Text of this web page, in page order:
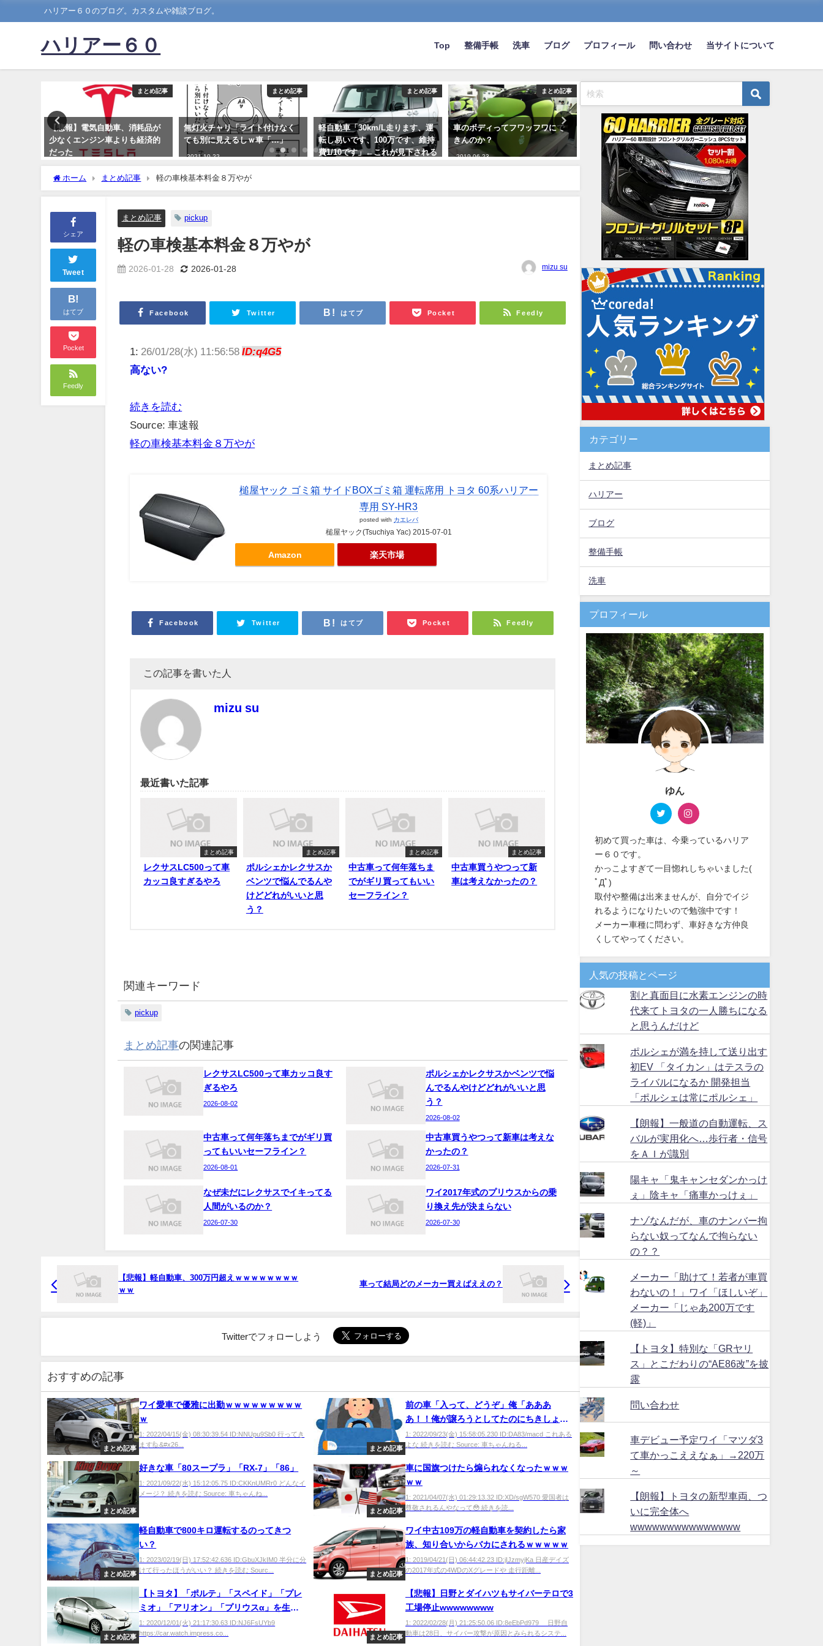
ハリアー６０のブログ。カスタムや雑談ブログ。
ハリアー６０ Top 整備手帳 洗車 ブログ プロフィール 問い合わせ 当サイトについて
まとめ記事
【悲報】電気自動車、消耗品が
少なくエンジン車よりも経済的
だった
まとめ記事
無灯火チャリ「ライト付けなく
ても別に見えるしｗ車「…」
2021-10-22
まとめ記事
軽自動車「30km/L走ります、運
転し易いです、100万です、維持
費1/10です」←これが見下される
理由w
まとめ記事
車のボディってフワッフワにで
きんのか？
2019-06-23
結局日産スカイラインを超える
デザインの車ないよな
wwwwwwww
2022-11-23
【法律に詳しい奴ちょっと
い】ゴミ収集車が歩道に乗
げて停車して回収してたん
ど許されるの？
2023-09-13
ホーム まとめ記事 軽の車検基本料金８万やが
シェア
Tweet
B!
はてブ
Pocket
Feedly
まとめ記事 pickup
軽の車検基本料金８万やが
2026-01-28 2026-01-28 mizu su
Facebook Twitter はてブ Pocket Feedly
1: 26/01/28(水) 11:56:58ID:q4G5
高ない?
続きを読む
Source: 車速報
軽の車検基本料金８万やが
槌屋ヤック ゴミ箱 サイドBOXゴミ箱 運転席用 トヨタ 60系ハリアー
専用 SY-HR3
posted with カエレバ
槌屋ヤック(Tsuchiya Yac) 2015-07-01
Amazon 楽天市場
Facebook Twitter はてブ Pocket Feedly
この記事を書いた人
mizu su
最近書いた記事
まとめ記事
レクサスLC500って車
カッコ良すぎるやろ
まとめ記事
ポルシェかレクサスか
ベンツで悩んでるんや
けどどれがいいと思
う？
まとめ記事
中古車って何年落ちま
でがギリ買ってもいい
セーフライン？
まとめ記事
中古車買うやつって新
車は考えなかったの？
関連キーワード
pickup
まとめ記事の関連記事
レクサスLC500って車カッコ良す
ぎるやろ
2026-08-02
ポルシェかレクサスかベンツで悩
んでるんやけどどれがいいと思
う？
2026-08-02
中古車って何年落ちまでがギリ買
ってもいいセーフライン？
2026-08-01
中古車買うやつって新車は考えな
かったの？
2026-07-31
なぜ未だにレクサスでイキってる
人間がいるのか？
2026-07-30
ワイ2017年式のプリウスからの乗
り換え先が決まらない
2026-07-30
【悲報】軽自動車、300万円超えｗｗｗｗｗｗｗｗ
ｗｗ
車って結局どのメーカー買えばええの？
Twitterでフォローしよう
おすすめの記事
まとめ記事
ワイ愛車で優雅に出勤ｗｗｗｗｗｗｗｗｗ
ｗ
1: 2022/04/15(金) 08:30:39.54 ID:NNUpu9Sb0 行ってき
ます🙋‍&#x26...
まとめ記事
前の車「入って、どうぞ」俺「あああ
あ！！俺が譲ろうとしてたのにちきしょお
おおおお」
1: 2022/09/23(金) 15:58:05.230 ID:DA83/macd これある
よな 続きを読む Source: 車ちゃんねる...
まとめ記事
好きな車「80スープラ」「RX-7」「86」
1: 2021/09/22(水) 15:12:05.75 ID:CKKnUMRr0 どんなイ
メージ？ 続きを読む Source: 車ちゃんね...
まとめ記事
車に国旗つけたら煽られなくなったｗｗｗ
ｗｗ
1: 2021/04/07(水) 01:29:13.32 ID:XD/sgW570 愛国者は
尊敬されるんやなって😳 続きを読...
まとめ記事
軽自動車で800キロ運転するのってきつ
い？
1: 2023/02/19(日) 17:52:42.636 ID:GbuXJkIM0 半分に分
けて行ったほうがいい？ 続きを読む Sourc...
まとめ記事
ワイ中古109万の軽自動車を契約したら家
族、知り合いからバカにされるｗｗｗｗｗ
1: 2019/04/21(日) 06:44:42.23 ID:jIJzmyjKa 日産デイズ
の2017年式の4WDのXグレードや 走行距離...
まとめ記事
【トヨタ】「ポルテ」「スペイド」「プレ
ミオ」「アリオン」「プリウスα」を生産
終了
1: 2020/12/01(火) 21:17:30.63 ID:NJ6FsUYb9
https://car.watch.impress.co...
まとめ記事
【悲報】日野とダイハツもサイバーテロで3
工場停止wwwwwwww
1: 2022/02/28(月) 21:25:50.06 ID:8eEbPd979 日野自
動車は28日、サイバー攻撃が原因とみられるシステ...
カテゴリー
まとめ記事
ハリアー
ブログ
整備手帳
洗車
プロフィール
ゆん
初めて買った車は、今乗っているハリア
ー６０です。
かっこよすぎて一目惚れしちゃいました(
ﾟДﾟ)
取付や整備は出来ませんが、自分でイジ
れるようになりたいので勉強中です！
メーカー車種に問わず、車好きな方仲良
くしてやってください。
人気の投稿とページ
割と真面目に水素エンジンの時
代来てトヨタの一人勝ちになる
と思うんだけど
ポルシェが満を持して送り出す
初EV 「タイカン」はテスラの
ライバルになるか 開発担当
「ポルシェは常にポルシェ」
【朗報】一般道の自動運転、ス
バルが実用化へ…歩行者・信号
をＡＩが識別
陽キャ「鬼キャンセダンかっけ
ぇ」陰キャ「痛車かっけぇ」
ナゾなんだが、車のナンバー拘
らない奴ってなんで拘らない
の？？
メーカー「助けて！若者が車買
わないの！」ワイ「ほしいぞ」
メーカー「じゃあ200万です
(軽)」
【トヨタ】特別な「GRヤリ
ス」とこだわりの“AE86改”を披
露
問い合わせ
車デビュー予定ワイ「マツダ3
て車かっこええなぁ」→220万
～
【朗報】トヨタの新型車両、つ
いに完全体へ
wwwwwwwwwwwwwww